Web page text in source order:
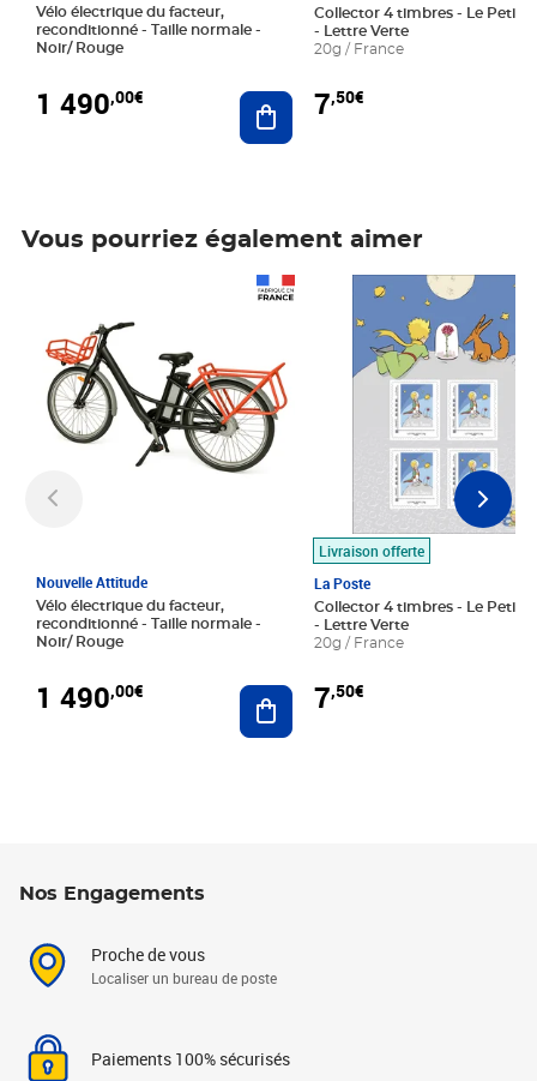
Vélo électrique du facteur,
reconditionné - Taille normale -
Noir/ Rouge
1 490,00€ Ajouter au panier
Collector 4 timbres - Le Petit
- Lettre Verte
20g / France
7,50€
Vous pourriez également aimer
Nouvelle Attitude
Vélo électrique du facteur,
reconditionné - Taille normale -
Noir/ Rouge
1 490,00€ Ajouter au panier
Livraison offerte
La Poste
Collector 4 timbres - Le Petit
- Lettre Verte
20g / France
7,50€
Prix 7,50€
Nos Engagements
Proche de vous
Localiser un bureau de poste
Paiements 100% sécurisés